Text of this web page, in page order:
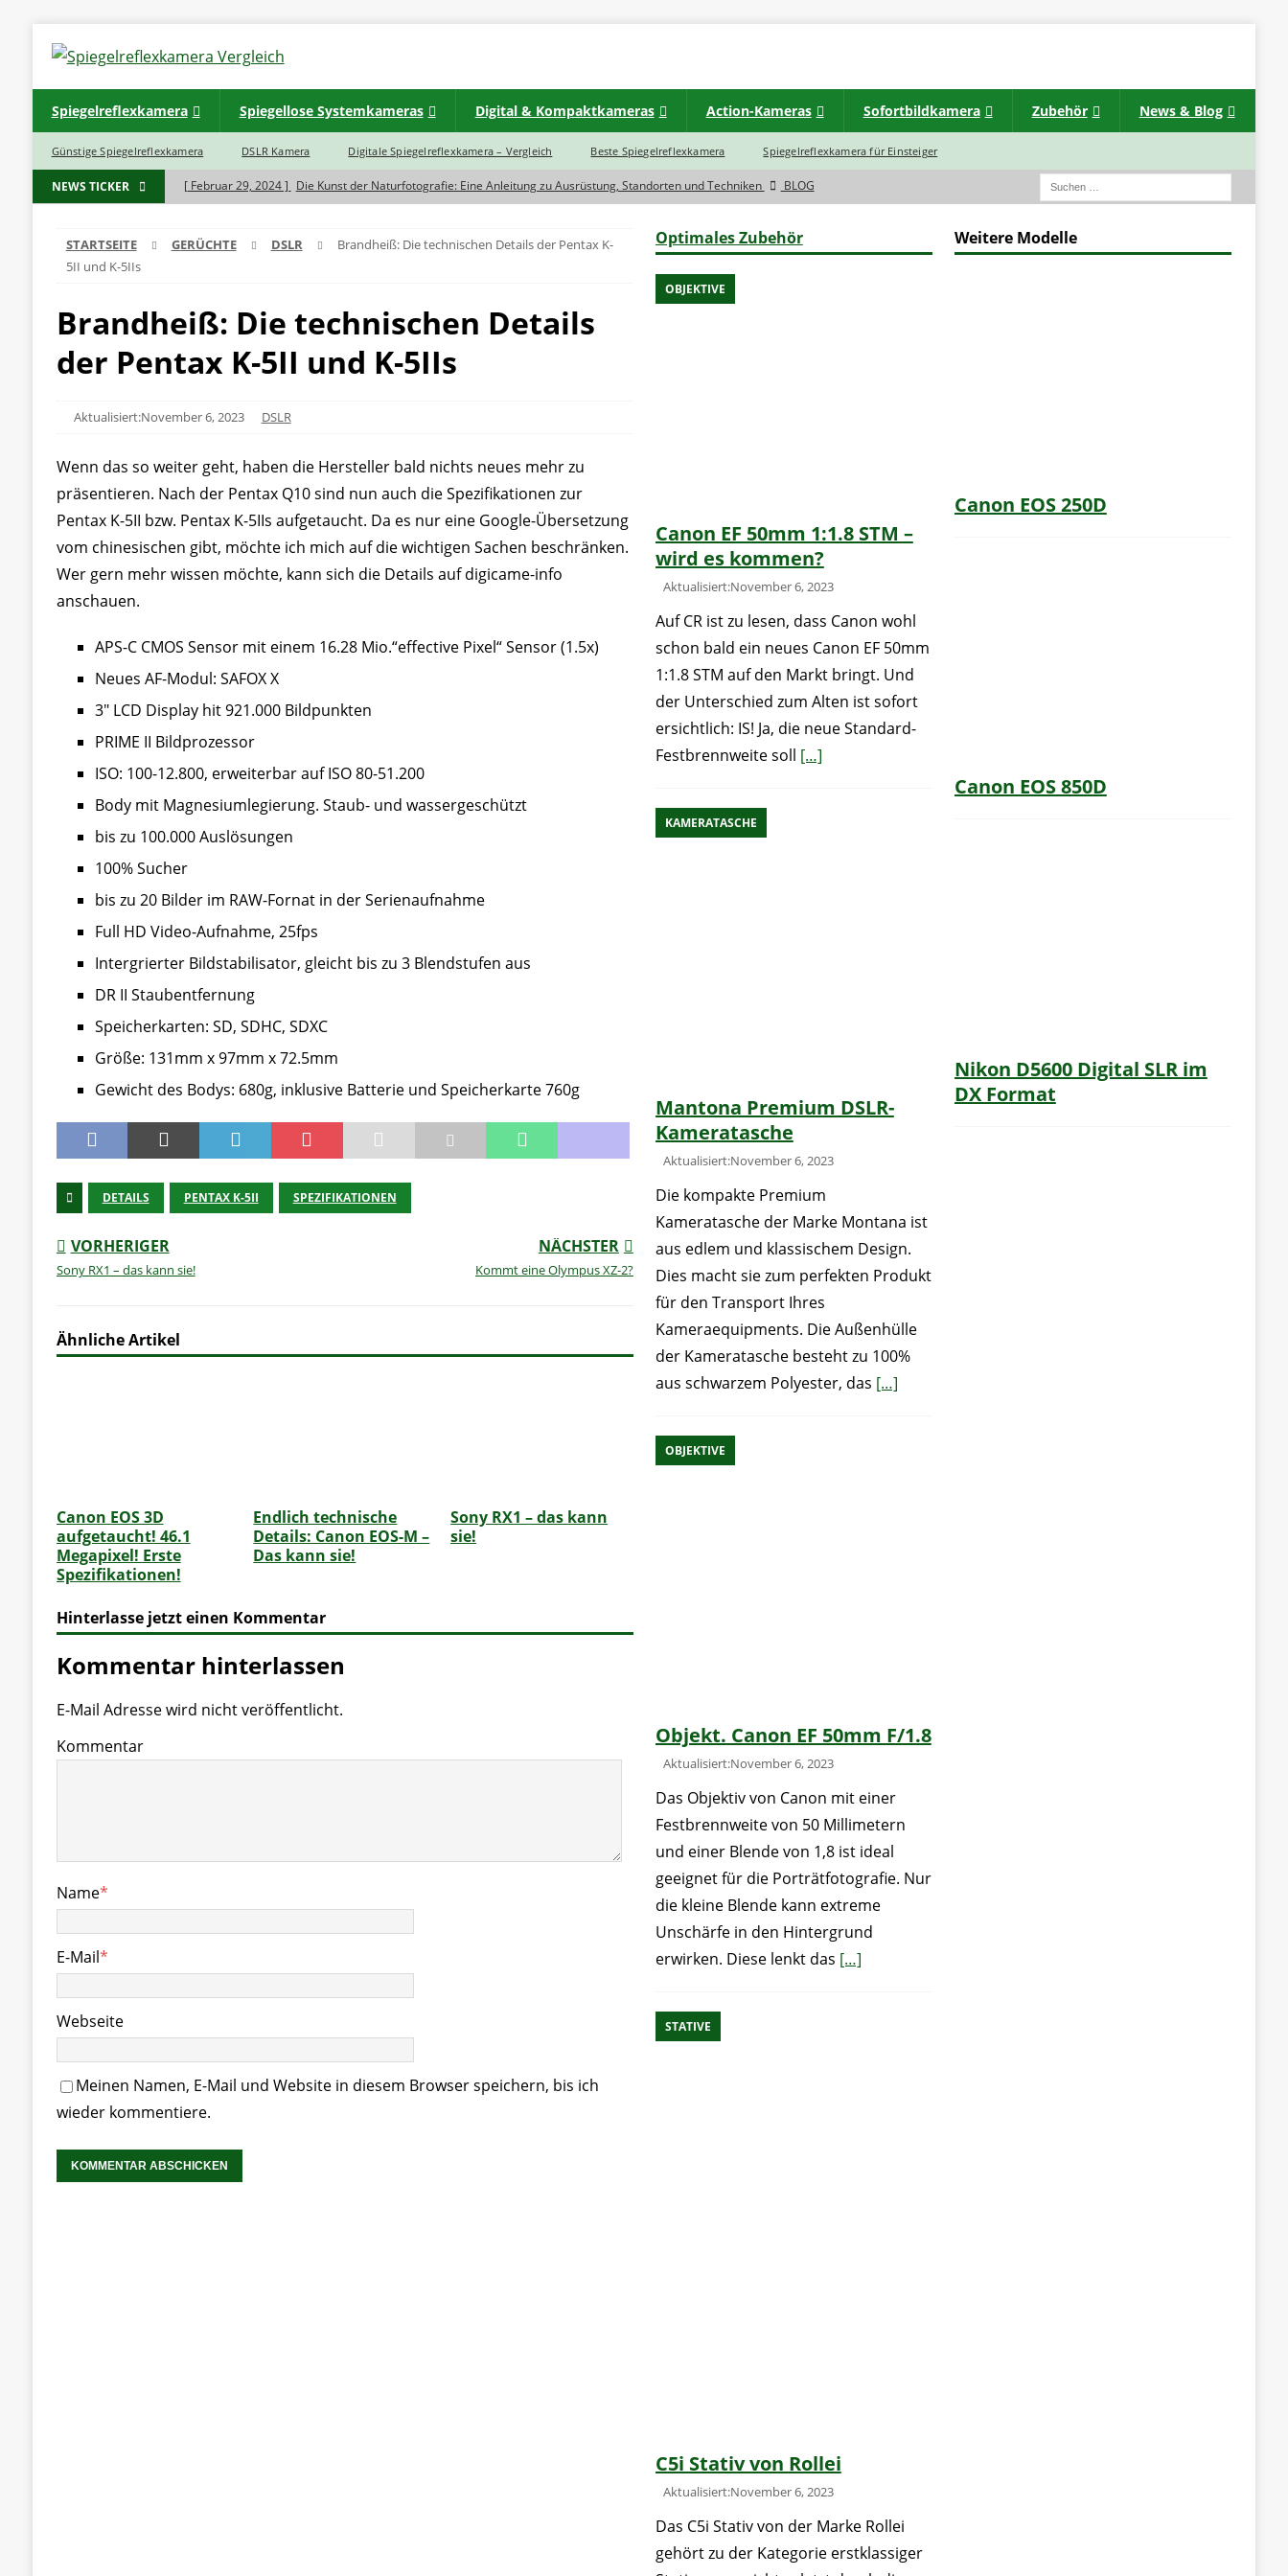
Spiegelreflexkamera Spiegellose Systemkameras Digital & Kompaktkameras Action-Kameras Sofortbildkamera Zubehör News & Blog
Günstige Spiegelreflexkamera DSLR Kamera Digitale Spiegelreflexkamera – Vergleich Beste Spiegelreflexkamera Spiegelreflexkamera für Einsteiger
NEWS TICKER [ Februar 29, 2024 ] Die Kunst der Naturfotografie: Eine Anleitung zu Ausrüstung, Standorten und Techniken
BLOG
BLOG
BLOG
[ November 5, 2023 ] INSTAX SQ 6 EX D Sofortbildkamera
INSTAX
[ November 5, 2023 ]
INSTAX Mini 40 Black INSTAX
STARTSEITE GERÜCHTE DSLR
Brandheiß: Die technischen Details der Pentax K-
5II und K-5IIs
Brandheiß: Die technischen Details
der Pentax K-5II und K-5IIs
Aktualisiert:November 6, 2023 DSLR
Wenn das so weiter geht, haben die Hersteller bald nichts neues mehr zu
präsentieren. Nach der Pentax Q10 sind nun auch die Spezifikationen zur
Pentax K-5II bzw. Pentax K-5IIs aufgetaucht. Da es nur eine Google-Übersetzung
vom chinesischen gibt, möchte ich mich auf die wichtigen Sachen beschränken.
Wer gern mehr wissen möchte, kann sich die Details auf digicame-info
anschauen.
APS-C CMOS Sensor mit einem 16.28 Mio.“effective Pixel“ Sensor (1.5x)
Neues AF-Modul: SAFOX X
3″ LCD Display hit 921.000 Bildpunkten
PRIME II Bildprozessor
ISO: 100-12.800, erweiterbar auf ISO 80-51.200
Body mit Magnesiumlegierung. Staub- und wassergeschützt
bis zu 100.000 Auslösungen
100% Sucher
bis zu 20 Bilder im RAW-Fornat in der Serienaufnahme
Full HD Video-Aufnahme, 25fps
Intergrierter Bildstabilisator, gleicht bis zu 3 Blendstufen aus
DR II Staubentfernung
Speicherkarten: SD, SDHC, SDXC
Größe: 131mm x 97mm x 72.5mm
Gewicht des Bodys: 680g, inklusive Batterie und Speicherkarte 760g
DETAILS PENTAX K-5II SPEZIFIKATIONEN
VORHERIGER
Sony RX1 – das kann sie!
NÄCHSTER
Kommt eine Olympus XZ-2?
Ähnliche Artikel
Canon EOS 3D
aufgetaucht! 46.1
Megapixel! Erste
Spezifikationen!
Endlich technische
Details: Canon EOS-M –
Das kann sie!
Sony RX1 – das kann
sie!
Hinterlasse jetzt einen Kommentar
Kommentar hinterlassen
E-Mail Adresse wird nicht veröffentlicht.
Kommentar
Name*
E-Mail*
Webseite
Meinen Namen, E-Mail und Website in diesem Browser speichern, bis ich
wieder kommentiere.
Optimales Zubehör
Canon EF 50mm 1:1.8 STM –
wird es kommen?
OBJEKTIVE
Aktualisiert:November 6, 2023
Auf CR ist zu lesen, dass Canon wohl
schon bald ein neues Canon EF 50mm
1:1.8 STM auf den Markt bringt. Und
der Unterschied zum Alten ist sofort
ersichtlich: IS! Ja, die neue Standard-
Festbrennweite soll […]
Mantona Premium DSLR-
Kameratasche
KAMERATASCHE
Aktualisiert:November 6, 2023
Die kompakte Premium
Kameratasche der Marke Montana ist
aus edlem und klassischem Design.
Dies macht sie zum perfekten Produkt
für den Transport Ihres
Kameraequipments. Die Außenhülle
der Kameratasche besteht zu 100%
aus schwarzem Polyester, das […]
Objekt. Canon EF 50mm F/1.8
OBJEKTIVE
Aktualisiert:November 6, 2023
Das Objektiv von Canon mit einer
Festbrennweite von 50 Millimetern
und einer Blende von 1,8 ist ideal
geeignet für die Porträtfotografie. Nur
die kleine Blende kann extreme
Unschärfe in den Hintergrund
erwirken. Diese lenkt das […]
C5i Stativ von Rollei
STATIVE
Aktualisiert:November 6, 2023
Das C5i Stativ von der Marke Rollei
gehört zu der Kategorie erstklassiger
Weitere Modelle
Canon EOS 250D
Canon EOS 850D
Nikon D5600 Digital SLR im
DX Format